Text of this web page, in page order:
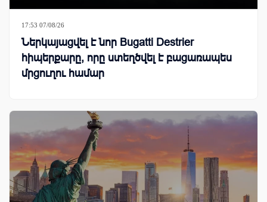
17:53 07/08/26
Ներկայացվել է նոր Bugatti Destrier
հիպերքարը, որը ստեղծվել է բացառապես
մրցուղու համար